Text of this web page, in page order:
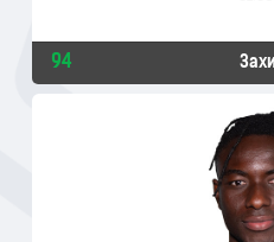
94